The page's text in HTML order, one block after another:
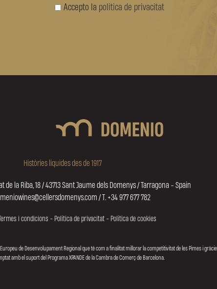
Accepto la política de privacitat
Històries líquides des de 1917
de la Riba, 18 / 43713 Sant Jaume dels Domenys / Tarragona - Spain
/ T. +34 977 677 782
i condicions - Política de privacitat- Política de cookies
de Desenvolupament Regional que té com a finalitat millorar la competitivitat de les Pimes i
amb el suport del Programa XPANDE de la Cambra de Comerç de Barcelona.